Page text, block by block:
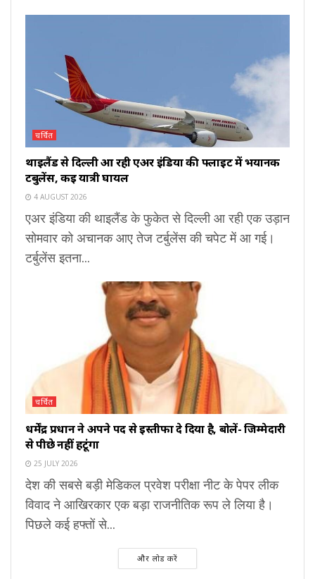
चर्चित
थाइलैंड से दिल्ली आ रही एअर इंडिया की फ्लाइट में भयानक
टर्बुलेंस, कई यात्री घायल
4 AUGUST 2026
एअर इंडिया की थाइलैंड के फुकेत से दिल्ली आ रही एक उड़ान
सोमवार को अचानक आए तेज टर्बुलेंस की चपेट में आ गई।
टर्बुलेंस इतना...
चर्चित
धर्मेंद्र प्रधान ने अपने पद से इस्तीफा दे दिया है, बोलें- जिम्मेदारी
से पीछे नहीं हटूंगा
25 JULY 2026
देश की सबसे बड़ी मेडिकल प्रवेश परीक्षा नीट के पेपर लीक
विवाद ने आखिरकार एक बड़ा राजनीतिक रूप ले लिया है।
पिछले कई हफ्तों से...
और लोड करें